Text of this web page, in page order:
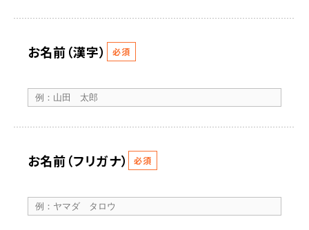
お名前（漢字） 必須
お名前（フリガナ） 必須